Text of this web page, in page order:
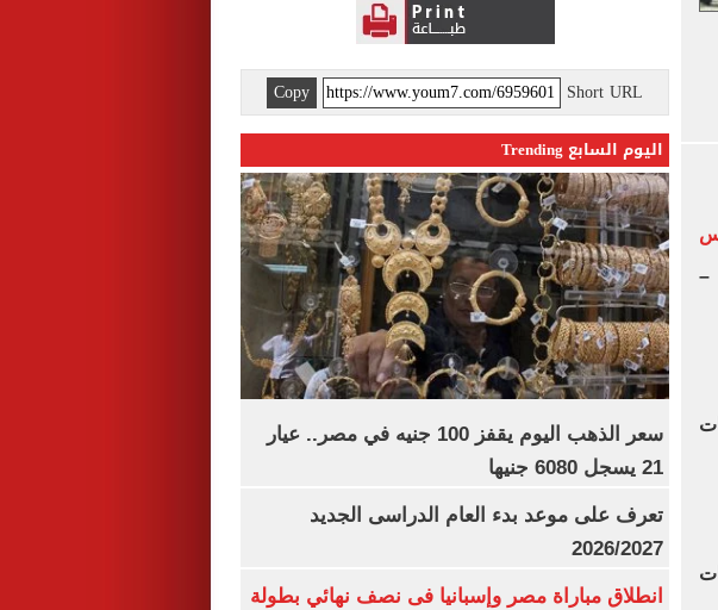
–
Short URL
Copy
اليوم السابع Trending
سعر الذهب اليوم يقفز 100 جنيه في مصر.. عيار
21 يسجل 6080 جنيها
تعرف على موعد بدء العام الدراسى الجديد
2026/2027
انطلاق مباراة مصر وإسبانيا فى نصف نهائي بطولة